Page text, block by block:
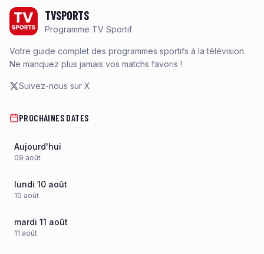
TVSPORTS
Programme TV Sportif
Votre guide complet des programmes sportifs à la télévision.
Ne manquez plus jamais vos matchs favoris !
Suivez-nous sur X
PROCHAINES DATES
Aujourd'hui
09 août
lundi 10 août
10 août
mardi 11 août
11 août